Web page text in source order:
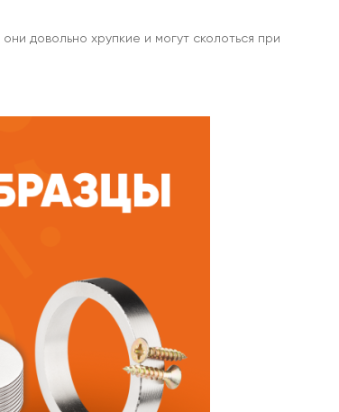
довольно хрупкие и могут сколоться при